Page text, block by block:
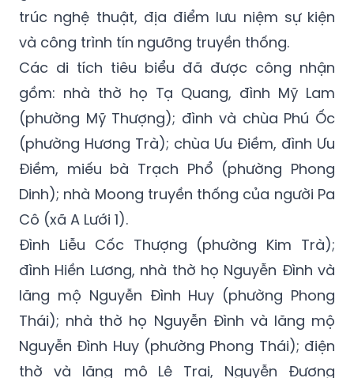
Theo quyết định, các di tích được xếp hạng
gồm nhiều loại hình như di tích lịch sử, kiến
trúc nghệ thuật, địa điểm lưu niệm sự kiện
và công trình tín ngưỡng truyền thống.
Các di tích tiêu biểu đã được công nhận
gồm: nhà thờ họ Tạ Quang, đình Mỹ Lam
(phường Mỹ Thượng); đình và chùa Phú Ốc
(phường Hương Trà); chùa Ưu Điềm, đình Ưu
Điềm, miếu bà Trạch Phổ (phường Phong
Dinh); nhà Moong truyền thống của người Pa
Cô (xã A Lưới 1).
Đình Liễu Cốc Thượng (phường Kim Trà);
đình Hiền Lương, nhà thờ họ Nguyễn Đình và
lăng mộ Nguyễn Đình Huy (phường Phong